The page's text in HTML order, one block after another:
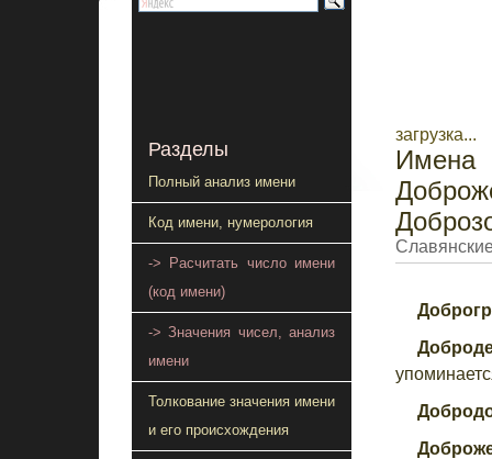
загрузка...
Имена
Разделы
Полный анализ имени
Код имени, нумерология
-> Расчитать число имени
(код имени)
-> Значения чисел, анализ
имени
Толкование значения имени
и его происхождения